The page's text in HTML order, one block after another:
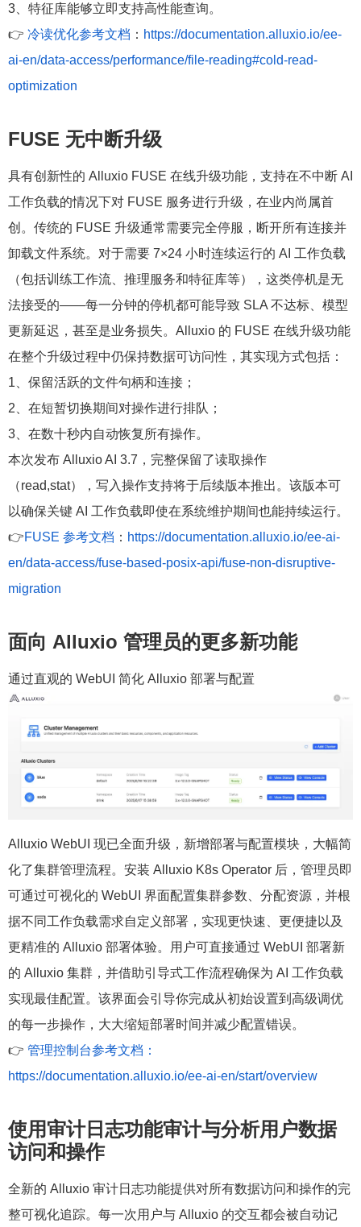
3、特征库能够立即支持高性能查询。
👉 冷读优化参考文档 ： https://documentation.alluxio.io/ee-
ai-en/data-access/performance/file-reading#cold-read-
optimization
FUSE 无中断升级
具有创新性的 Alluxio FUSE 在线升级功能，支持在不中断 AI
工作负载的情况下对 FUSE 服务进行升级，在业内尚属首
创。传统的 FUSE 升级通常需要完全停服，断开所有连接并
卸载文件系统。对于需要 7×24 小时连续运行的 AI 工作负载
（包括训练工作流、推理服务和特征库等），这类停机是无
法接受的——每一分钟的停机都可能导致 SLA 不达标、模型
更新延迟，甚至是业务损失。Alluxio 的 FUSE 在线升级功能
在整个升级过程中仍保持数据可访问性，其实现方式包括：
1、保留活跃的文件句柄和连接；
2、在短暂切换期间对操作进行排队；
3、在数十秒内自动恢复所有操作。
本次发布 Alluxio AI 3.7，完整保留了读取操作
（read,stat），写入操作支持将于后续版本推出。该版本可
以确保关键 AI 工作负载即使在系统维护期间也能持续运行。
👉FUSE 参考文档 ： https://documentation.alluxio.io/ee-ai-
en/data-access/fuse-based-posix-api/fuse-non-disruptive-
migration
面向 Alluxio 管理员的更多新功能
通过直观的 WebUI 简化 Alluxio 部署与配置
Alluxio WebUI 现已全面升级，新增部署与配置模块，大幅简
化了集群管理流程。安装 Alluxio K8s Operator 后，管理员即
可通过可视化的 WebUI 界面配置集群参数、分配资源，并根
据不同工作负载需求自定义部署，实现更快速、更便捷以及
更精准的 Alluxio 部署体验。用户可直接通过 WebUI 部署新
的 Alluxio 集群，并借助引导式工作流程确保为 AI 工作负载
实现最佳配置。该界面会引导你完成从初始设置到高级调优
的每一步操作，大大缩短部署时间并减少配置错误。
👉 管理控制台参考文档：
https://documentation.alluxio.io/ee-ai-en/start/overview
使用审计日志功能审计与分析用户数据
访问和操作
全新的 Alluxio 审计日志功能提供对所有数据访问和操作的完
整可视化追踪。每一次用户与 Alluxio 的交互都会被自动记